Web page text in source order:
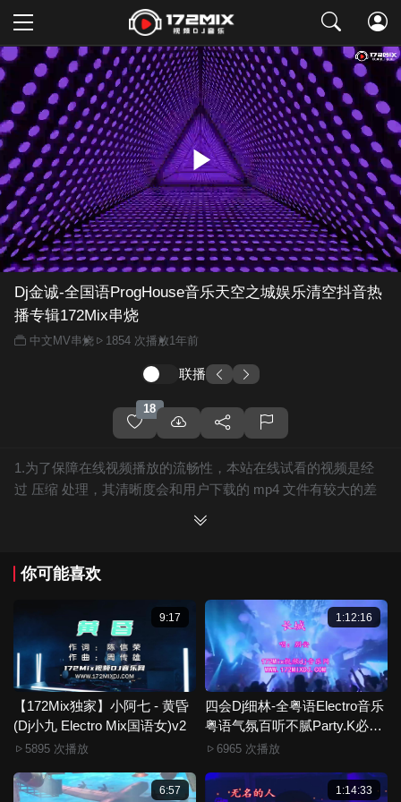
取消
Dj金诚-全国语ProgHouse音乐天空之城娱乐清空抖音热
播专辑172Mix串烧
中文MV串烧 1854 次播放1年前
联播
18
1.为了保障在线视频播放的流畅性，本站在线试看的视频是经
过 压缩 处理，其清晰度会和用户下载的 mp4 文件有较大的差
保证高清晰。
3.如果你喜欢 《Dj金诚-全国语ProgHouse音乐天空之城娱乐清
空抖音热播专辑172Mix串烧》，赶快介绍给你的朋友，一起来
分享！
4.如果您发现 《Dj金诚-全国语ProgHouse音乐天空之城娱乐清
空抖音热播专辑172Mix串烧》视频存在分类错误，清晰度不够
或无法播放的问题，请点击这里进行 我要纠错， 谢谢！
5.172Mix舞曲视频网禁止发布违规违法的信息，若您发现有相
关违规违法内容，请点击这里进行 举报投诉 ，一旦核实，平台
6.本站音视频文件部分由用户上传发布，其版权归原作者所
你可能喜欢
9:17
【172Mix独家】小阿七 - 黄昏
(Dj小九 Electro Mix国语女)v2
5895 次播放
1:12:16
四会Dj细林-全粤语Electro音乐
粤语气氛百听不腻Party.K必备
专辑172Mix串烧
6965 次播放
6:57 1:14:33